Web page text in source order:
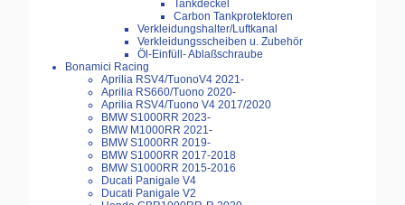
Tankdeckel
Carbon Tankprotektoren
Verkleidungshalter/Luftkanal
Verkleidungsscheiben u. Zubehör
Öl-Einfüll- Ablaßschraube
Bonamici Racing
Aprilia RSV4/TuonoV4 2021-
Aprilia RS660/Tuono 2020-
Aprilia RSV4/Tuono V4 2017/2020
BMW S1000RR 2023-
BMW M1000RR 2021-
BMW S1000RR 2019-
BMW S1000RR 2017-2018
BMW S1000RR 2015-2016
Ducati Panigale V4
Ducati Panigale V2